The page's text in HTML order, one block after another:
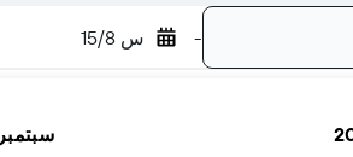
- س 15/8
سبتمبر 2026